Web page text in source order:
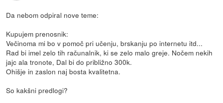
Da nebom odpiral nove teme:
Kupujem prenosnik:
Večinoma mi bo v pomoč pri učenju, brskanju po internetu itd...
Rad bi imel zelo tih računalnik, ki se zelo malo greje. Nočem nekih
jajc ala tronote, Dal bi do približno 300k.
Ohišje in zaslon naj bosta kvalitetna.
So kakšni predlogi?